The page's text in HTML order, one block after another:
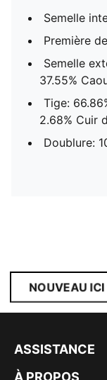
Semelle
Première
Semelle
37.55%
Tige:
2.68% Cuir
Doublure:
NOUVEAU ICI
ASSISTANCE
À PROPOS